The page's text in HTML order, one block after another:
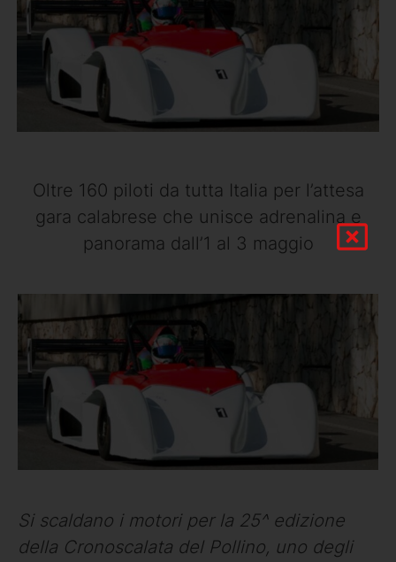
Oltre 160 piloti da tutta Italia per l’attesa
gara calabrese che unisce adrenalina e
panorama dall’1 al 3 maggio
Si scaldano i motori per la 25^ edizione
della Cronoscalata del Pollino, uno degli